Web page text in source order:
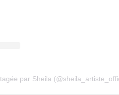
par Sheila